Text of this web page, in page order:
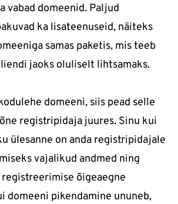
vabad domeenid. Paljud
ka lisateenuseid, näiteks
samas paketis, mis teeb
jaoks oluliselt lihtsamaks.
domeeni, siis pead selle
registripidaja juures. Sinu kui
ülesanne on anda registripidajale
vajalikud andmed ning
õigeaegne
domeeni pikendamine ununeb,